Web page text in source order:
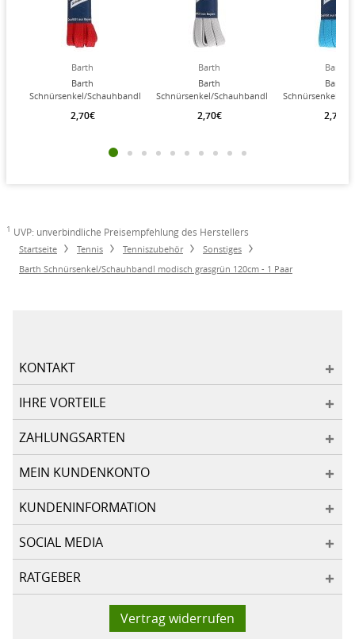
Barth
Barth
Schnürsenkel/Schauhbandl
Paar
2,70€
Barth
Barth
Schnürsenkel/Schauhbandl
2,70€
Barth
Barth
Schnürsenkel/
1 Paar
2,70€
1 UVP: unverbindliche Preisempfehlung des Herstellers
Startseite Tennis Tenniszubehör
Sonstiges
Barth Schnürsenkel/Schauhbandl modisch grasgrün 120cm - 1 Paar
KONTAKT
IHRE VORTEILE
ZAHLUNGSARTEN
MEIN KUNDENKONTO
KUNDENINFORMATION
SOCIAL MEDIA
RATGEBER
Vertrag widerrufen